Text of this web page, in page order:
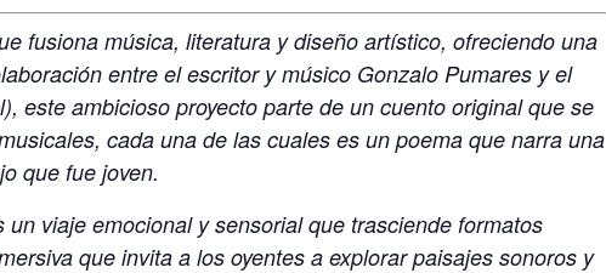
fusiona música, literatura y diseño artístico, ofreciendo una
entre el escritor y músico Gonzalo Pumares y el
este ambicioso proyecto parte de un cuento original que se
cada una de las cuales es un poema que narra una
que fue joven.
viaje emocional y sensorial que trasciende formatos
que invita a los oyentes a explorar paisajes sonoros y